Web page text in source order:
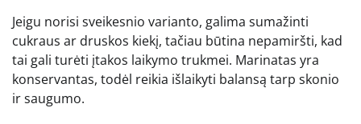
Jeigu norisi sveikesnio varianto, galima sumažinti
cukraus ar druskos kiekį, tačiau būtina nepamiršti, kad
tai gali turėti įtakos laikymo trukmei. Marinatas yra
konservantas, todėl reikia išlaikyti balansą tarp skonio
ir saugumo.